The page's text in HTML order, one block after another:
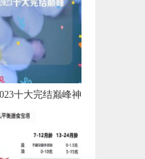
十大完结巅峰神